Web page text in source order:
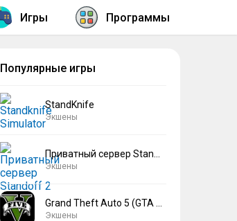
Игры Программы
Популярные игры
StandKnife
Экшены
Экшены
Экшены